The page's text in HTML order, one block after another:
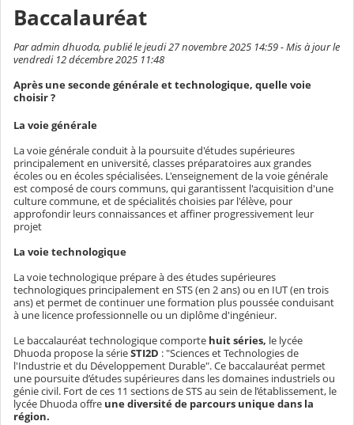
Baccalauréat
Par admin dhuoda, publié le jeudi 27 novembre 2025 14:59 - Mis à jour le
vendredi 12 décembre 2025 11:48
Après une seconde générale et technologique, quelle voie
choisir ?
La voie générale
La voie générale conduit à la poursuite d'études supérieures
principalement en université, classes préparatoires aux grandes
écoles ou en écoles spécialisées. L'enseignement de la voie générale
est composé de cours communs, qui garantissent l'acquisition d'une
culture commune, et de spécialités choisies par l'élève, pour
approfondir leurs connaissances et affiner progressivement leur
projet
La voie technologique
La voie technologique prépare à des études supérieures
technologiques principalement en STS (en 2 ans) ou en IUT (en trois
ans) et permet de continuer une formation plus poussée conduisant
à une licence professionnelle ou un diplôme d'ingénieur.
Le baccalauréat technologique comporte huit séries, le lycée
Dhuoda propose la sérieSTI2D : "Sciences et Technologies de
l'Industrie et du Développement Durable". Ce baccalauréat permet
une poursuite d’études supérieures dans les domaines industriels ou
génie civil. Fort de ces 11 sections de STS au sein de l’établissement, le
lycée Dhuoda offre une diversité de parcours unique dans la
région.